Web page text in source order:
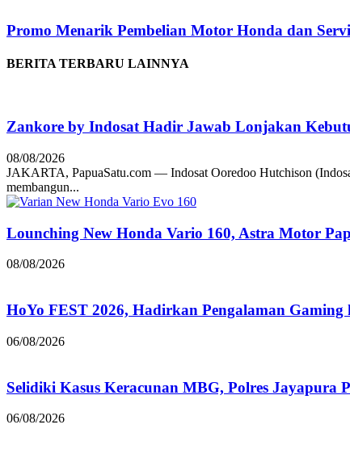
Promo Menarik Pembelian Motor Honda dan
BERITA TERBARU LAINNYA
Zankore by Indosat Hadir Jawab Lonjakan
08/08/2026
JAKARTA, PapuaSatu.com — Indosat Ooredoo Hutchison
membangun...
Lounching New Honda Vario 160, Astra Motor
08/08/2026
HoYo FEST 2026, Hadirkan Pengalaman
06/08/2026
Selidiki Kasus Keracunan MBG, Polres Jayapura
06/08/2026